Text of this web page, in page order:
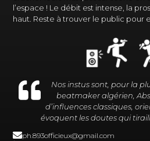
l’espace ! Le débit est intense, la
haut. Reste à trouver le public pour
Nos instus sont, pour la
beatmaker algérien,
d’influences classiques,
évoquent les doutes qui
ph.893officieux@gmail.com